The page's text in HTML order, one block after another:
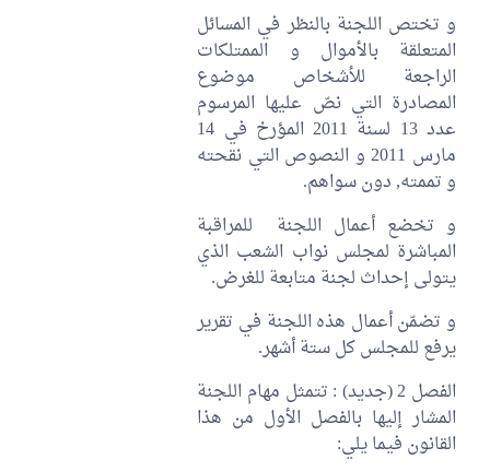
و تختص اللجنة بالنظر في المسائل
المتعلقة بالأموال و الممتلكات
الراجعة للأشخاص موضوع
المصادرة التي نصّ عليها المرسوم
عدد 13 لسنة 2011 المؤرخ في 14
مارس 2011 و النصوص التي نقحته
و تممته, دون سواهم.
و تخضع أعمال اللجنة للمراقبة
المباشرة لمجلس نواب الشعب الذي
يتولى إحداث لجنة متابعة للغرض.
و تضمّن أعمال هذه اللجنة في تقرير
يرفع للمجلس كل ستة أشهر.
الفصل 2 (جديد) : تتمثل مهام اللجنة
المشار إليها بالفصل الأول من هذا
القانون فيما يلي: